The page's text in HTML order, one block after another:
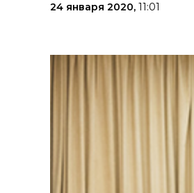
24 января 2020, 11:01